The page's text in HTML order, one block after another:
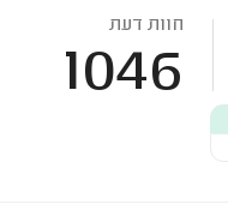
חוות דעת
1046